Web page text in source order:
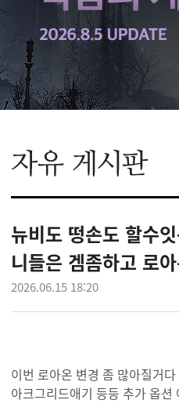
뉴비도 떵손도 할수
니들은 겜좀하고 로
2026.06.15 18:20
이번 로아온 변경 좀 많아질거
아크그리드애기 등등 추가 옵션